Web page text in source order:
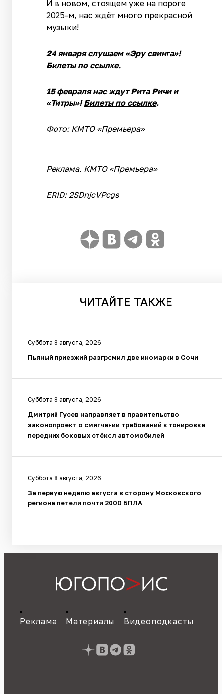
И в новом, стоящем уже на пороге
2025-м, нас ждёт много прекрасной
музыки!
24 января слушаем «Эру свинга»!
Билеты по ссылке.
15 февраля нас ждут Рита Ричи и
«Титры»!Билеты по ссылке.
Фото: КМТО «Премьера»
Реклама. КМТО «Премьера»
ERID: 2SDnjcVPcgs
ЧИТАЙТЕ ТАКЖЕ
Суббота 8 августа, 2026
Пьяный приезжий разгромил две иномарки в Сочи
Суббота 8 августа, 2026
Дмитрий Гусев направляет в правительство
законопроект о смягчении требований к тонировке
передних боковых стёкол автомобилей
Суббота 8 августа, 2026
За первую неделю августа в сторону Московского
региона летели почти 2000 БПЛА
Реклама Материалы Видеоподкасты